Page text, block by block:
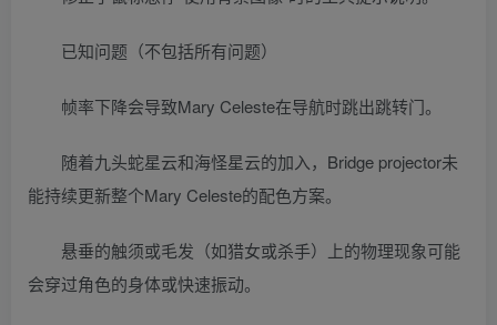
已知问题（不包括所有问题）
帧率下降会导致Mary Celeste在导航时跳出跳转门。
随着九头蛇星云和海怪星云的加入，Bridge projector未
能持续更新整个Mary Celeste的配色方案。
悬垂的触须或毛发（如猎女或杀手）上的物理现象可能
会穿过角色的身体或快速振动。